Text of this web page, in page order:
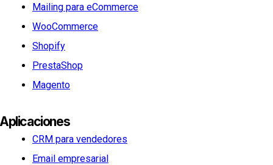
Mailing para eCommerce
WooCommerce
Shopify
PrestaShop
Magento
Aplicaciones
CRM para vendedores
Email empresarial